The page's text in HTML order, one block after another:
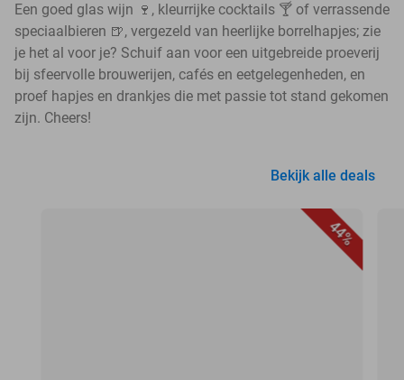
Een goed glas wijn 🍷, kleurrijke cocktails 🍸 of verrassende
speciaalbieren 🍺, vergezeld van heerlijke borrelhapjes; zie
je het al voor je? Schuif aan voor een uitgebreide proeverij
bij sfeervolle brouwerijen, cafés en eetgelegenheden, en
proef hapjes en drankjes die met passie tot stand gekomen
zijn. Cheers!
Bekijk alle deals
44%